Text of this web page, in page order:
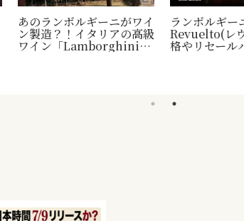
あのランボルギーニがワイ
ン製造？！イタリアの高級
ワイン「Lamborghini」
ランボルギー
Revuelto(レ
格やリセール